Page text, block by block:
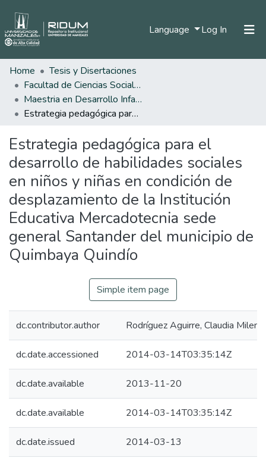
Language Log In (current)
Home
Tesis y Disertaciones
Facultad de Ciencias Sociales y Humanas
Maestria en Desarrollo Infantil
Estrategia pedagógica para el desarrollo de habilidades sociales en niños y niñas en condición de desplazamiento de la Institución Educativa Mercadotecnia sede general Santander del municipio de Quimbaya Quindío
Estrategia pedagógica para el
desarrollo de habilidades sociales
en niños y niñas en condición de
desplazamiento de la Institución
Educativa Mercadotecnia sede
general Santander del municipio de
Quimbaya Quindío
Simple item page
dc.contributor.author Rodríguez Aguirre, Claudia Milena
dc.date.accessioned 2014-03-14T03:35:14Z
dc.date.available 2013-11-20
dc.date.available 2014-03-14T03:35:14Z
dc.date.issued 2014-03-13